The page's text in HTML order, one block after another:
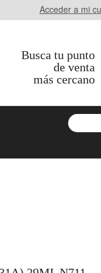
Acceder a mi
Busca tu punto
de venta
más cercano